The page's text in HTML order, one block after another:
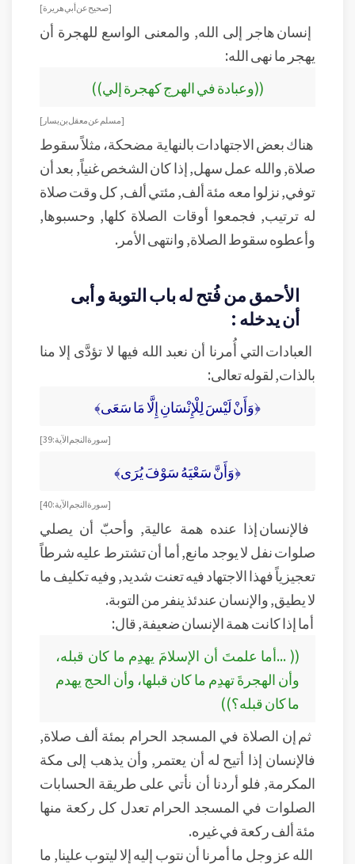
[ صحيح عن أبي هريرة]
إنسان هاجر إلى الله, والمعنى الواسع للهجرة أن
يهجر ما نهى الله:
((وعبادة في الهرج كهجرة إلي))
[ مسلم عن معقل بن يسار ]
هناك بعض الاجتهادات بالنهاية مضحكة، مثلاً سقوط
صلاة, والله عمل سهل, إذا كان الشخص غنياً, بعد أن
توفي, نزلوا معه مئة ألف, مئتي ألف, كل وقت صلاة
له ترتيب, فجمعوا أوقات الصلاة كلها, وحسبوها,
وأعطوه سقوط الصلاة, وانتهى الأمر.
الأحمق من فُتح له باب التوبة و أبى
أن يدخله :
العبادات التي أُمرنا أن نعبد الله فيها لا تؤدَّى إلا منا
بالذات, لقوله تعالى:
﴿وَأَنْ لَيْسَ لِلْإِنْسَانِ إِلَّا مَا سَعَى﴾
[سورة النجم الآية:39]
﴿وَأَنَّ سَعْيَهُ سَوْفَ يُرَى﴾
[سورة النجم الآية:40]
فالإنسان إذا عنده همة عالية, وأحبّ أن يصلي
صلوات نفل لا يوجد مانع, أما أن تشترط عليه شرطاً
تعجيزياً فهذا الاجتهاد فيه تعنت شديد, وفيه تكليف ما
لا يطيق, والإنسان عندئذ ينفر من التوبة.
أما إذا كانت همة الإنسان ضعيفة, قال:
(( ...أما علمتَ أن الإسلامَ يهدِم ما كان قبله،
وأن الهجرةَ تهدِم ما كان قبلها، وأن الحج يهدم
ما كان قبله؟))
ثم إن الصلاة في المسجد الحرام بمئة ألف صلاة,
فالإنسان إذا أتيح له أن يعتمر, وأن يذهب إلى مكة
المكرمة, فلو أردنا أن نأتي على طريقة الحسابات
الصلوات في المسجد الحرام تعدل كل ركعة منها
مئة ألف ركعة في غيره.
الله عز وجل ما أمرنا أن نتوب إليه إلا ليتوب علينا, ما